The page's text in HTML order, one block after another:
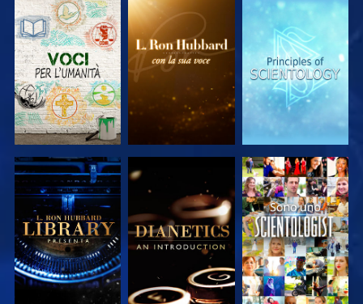
ESPLORA LE
SERIE
ESPLORA LE
SERIE
ESPLORA LE
SERIE
ESPLORA LE
SERIE
ESPLORA LE
SERIE
GUARDA